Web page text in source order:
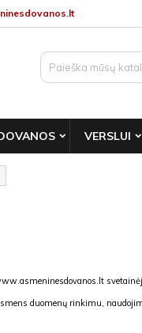
VERSLUI
duomenų rinkimu,